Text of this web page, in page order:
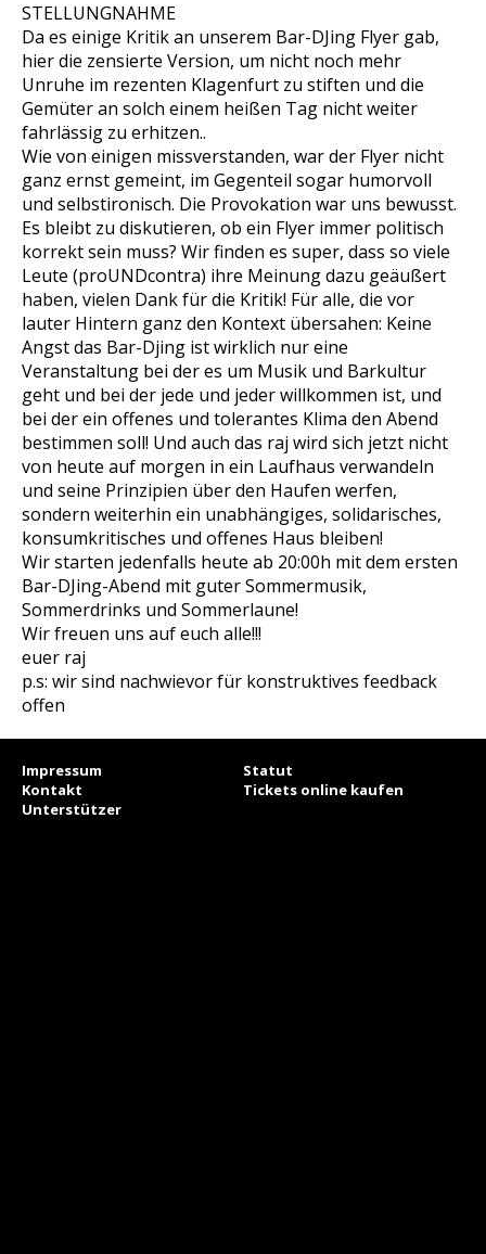
STELLUNGNAHME
Da es einige Kritik an unserem Bar-DJing Flyer gab,
hier die zensierte Version, um nicht noch mehr
Unruhe im rezenten Klagenfurt zu stiften und die
Gemüter an solch einem heißen Tag nicht weiter
fahrlässig zu erhitzen..
Wie von einigen missverstanden, war der Flyer nicht
ganz ernst gemeint, im Gegenteil sogar humorvoll
und selbstironisch. Die Provokation war uns bewusst.
Es bleibt zu diskutieren, ob ein Flyer immer politisch
korrekt sein muss? Wir finden es super, dass so viele
Leute (proUNDcontra) ihre Meinung dazu geäußert
haben, vielen Dank für die Kritik! Für alle, die vor
lauter Hintern ganz den Kontext übersahen: Keine
Angst das Bar-Djing ist wirklich nur eine
Veranstaltung bei der es um Musik und Barkultur
geht und bei der jede und jeder willkommen ist, und
bei der ein offenes und tolerantes Klima den Abend
bestimmen soll! Und auch das raj wird sich jetzt nicht
von heute auf morgen in ein Laufhaus verwandeln
und seine Prinzipien über den Haufen werfen,
sondern weiterhin ein unabhängiges, solidarisches,
konsumkritisches und offenes Haus bleiben!
Wir starten jedenfalls heute ab 20:00h mit dem ersten
Bar-DJing-Abend mit guter Sommermusik,
Sommerdrinks und Sommerlaune!
Wir freuen uns auf euch alle!!!
euer raj
p.s: wir sind nachwievor für konstruktives feedback
offen
Impressum
Statut
Kontakt
Tickets online kaufen
Unterstützer